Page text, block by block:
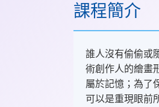
課程簡介
誰人沒有偷偷或
術創作人的繪畫
屬於記憶；為了
可以是重現眼前